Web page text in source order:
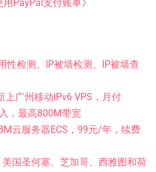
用PayPal支付账单》
性检测、IP被墙检测、IP被墙查
上广州移动IPv6 VPS，月付
，最高800M带宽
云服务器ECS，99元/年，续费
国圣何塞、芝加哥、西雅图和荷